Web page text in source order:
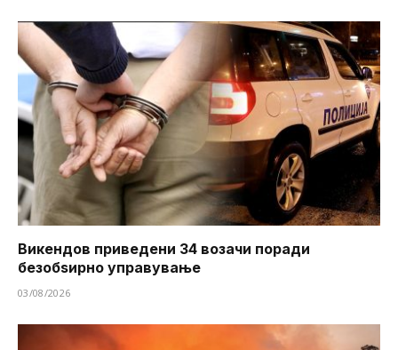
Викендов приведени 34 возачи поради
безобѕирно управување
03/08/2026